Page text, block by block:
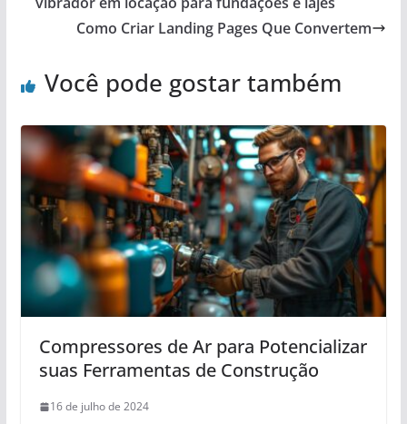
Como Criar Landing Pages Que Convertem
Você pode gostar também
Compressores de Ar para Potencializar
suas Ferramentas de Construção
16 de julho de 2024